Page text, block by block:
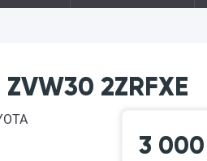
2ZRFXE
3